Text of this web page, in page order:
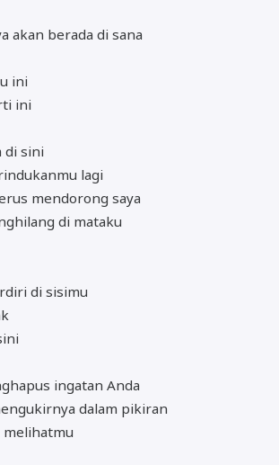
akan berada di sana
ini
ini
di sini
lagi
mendorong saya
di mataku
di sisimu
ingatan Anda
dalam pikiran